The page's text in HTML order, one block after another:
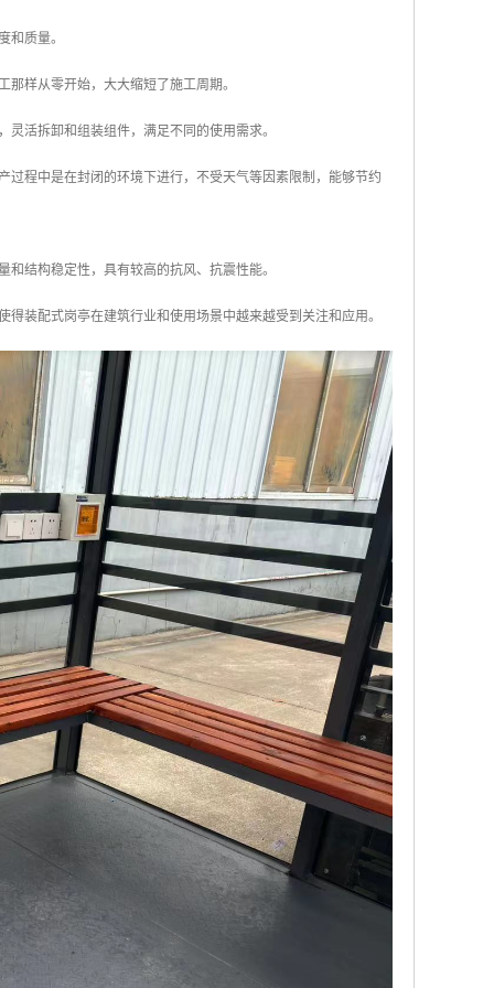
和质量。
样从零开始，大大缩短了施工周期。
活拆卸和组装组件，满足不同的使用需求。
程中是在封闭的环境下进行，不受天气等因素限制，能够节约
结构稳定性，具有较高的抗风、抗震性能。
装配式岗亭在建筑行业和使用场景中越来越受到关注和应用。